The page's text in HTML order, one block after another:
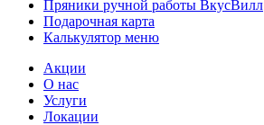
Пряники ручной работы ВкусВилл
Подарочная карта
Калькулятор меню
Акции
О нас
Услуги
Локации